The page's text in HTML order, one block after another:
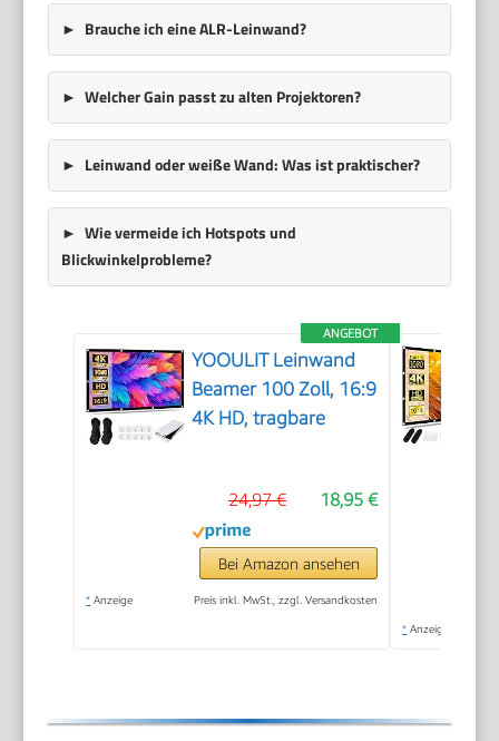
Brauche ich eine ALR-Leinwand?
Welcher Gain passt zu alten Projektoren?
Leinwand oder weiße Wand: Was ist praktischer?
Wie vermeide ich Hotspots und
Blickwinkelprobleme?
ANGEBOT
YOOULIT Leinwand
Beamer 100 Zoll, 16:9
4K HD, tragbare
18,95 €
24,97 €
Bei Amazon ansehen
* Anzeige Preis inkl. MwSt., zzgl. Versandkosten
* Anzeige